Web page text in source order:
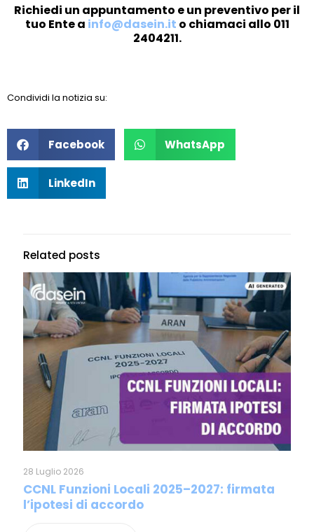
Richiedi un appuntamento e un preventivo per il
tuo Ente a info@dasein.it o chiamaci allo 011
2404211.
Condividi la notizia su:
Facebook WhatsApp
LinkedIn
Related posts
28 Luglio 2026
CCNL Funzioni Locali 2025–2027: firmata
l’ipotesi di accordo